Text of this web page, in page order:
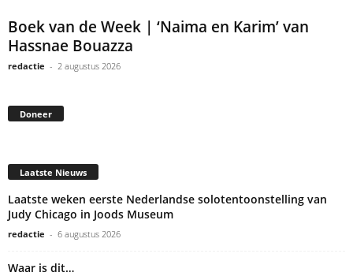
Boek van de Week | ‘Naima en Karim’ van
Hassnae Bouazza
redactie - 2 augustus 2026
Doneer
Laatste Nieuws
Laatste weken eerste Nederlandse solotentoonstelling van
Judy Chicago in Joods Museum
redactie - 6 augustus 2026
Waar is dit…